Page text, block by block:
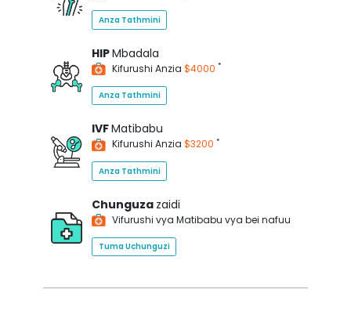
Anza Tathmini
HIPMbadala
Kifurushi Anzia $4000 *
Anza Tathmini
IVFMatibabu
Kifurushi Anzia $3200 *
Anza Tathmini
Chunguza zaidi
Vifurushi vya Matibabu vya bei nafuu
Tuma Uchunguzi